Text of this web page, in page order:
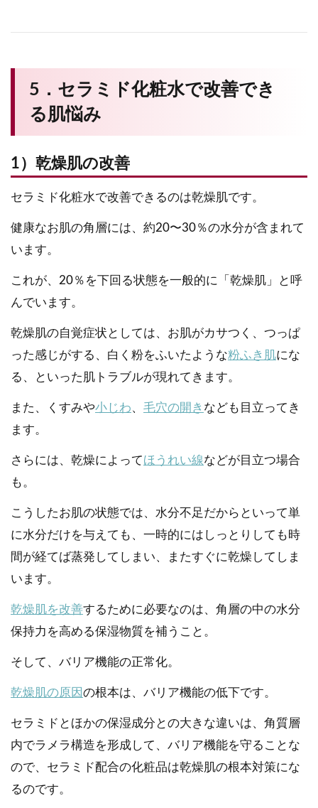
5．セラミド化粧水で改善でき
る肌悩み
1）乾燥肌の改善
セラミド化粧水で改善できるのは乾燥肌です。
健康なお肌の角層には、約20〜30％の水分が含まれて
います。
これが、20％を下回る状態を一般的に「乾燥肌」と呼
んでいます。
乾燥肌の自覚症状としては、お肌がカサつく、つっぱ
った感じがする、白く粉をふいたような粉ふき肌にな
る、といった肌トラブルが現れてきます。
また、くすみや小じわ、 毛穴の開き なども目立ってき
ます。
さらには、乾燥によってほうれい線などが目立つ場合
も。
こうしたお肌の状態では、水分不足だからといって単
に水分だけを与えても、一時的にはしっとりしても時
間が経てば蒸発してしまい、またすぐに乾燥してしま
います。
乾燥肌を改善するために必要なのは、角層の中の水分
保持力を高める保湿物質を補うこと。
そして、バリア機能の正常化。
乾燥肌の原因の根本は、バリア機能の低下です。
セラミドとほかの保湿成分との大きな違いは、角質層
内でラメラ構造を形成して、バリア機能を守ることな
ので、セラミド配合の化粧品は乾燥肌の根本対策にな
るのです。